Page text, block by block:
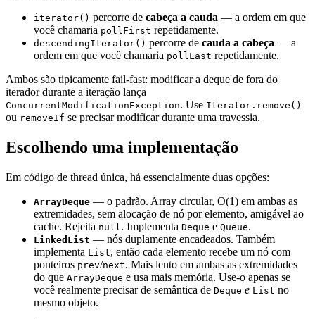
iterator() percorre de cabeça a cauda — a ordem em que
você chamaria pollFirst repetidamente.
descendingIterator() percorre de cauda a cabeça — a
ordem em que você chamaria pollLast repetidamente.
Ambos são tipicamente fail-fast: modificar a deque de fora do
iterador durante a iteração lança
ConcurrentModificationException. Use Iterator.remove()
ou removeIf se precisar modificar durante uma travessia.
Escolhendo uma implementação
Em código de thread única, há essencialmente duas opções:
ArrayDeque — o padrão. Array circular, O(1) em ambas as
extremidades, sem alocação de nó por elemento, amigável ao
cache. Rejeita null . Implementa Deque e Queue.
LinkedList — nós duplamente encadeados. Também
implementa List, então cada elemento recebe um nó com
ponteiros prev/next. Mais lento em ambas as extremidades
do que ArrayDeque e usa mais memória. Use-o apenas se
você realmente precisar de semântica de Deque e List no
mesmo objeto.